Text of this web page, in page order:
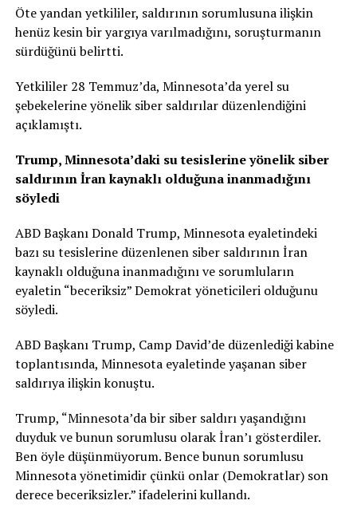
Öte yandan yetkililer, saldırının sorumlusuna ilişkin
henüz kesin bir yargıya varılmadığını, soruşturmanın
sürdüğünü belirtti.
Yetkililer 28 Temmuz’da, Minnesota’da yerel su
şebekelerine yönelik siber saldırılar düzenlendiğini
açıklamıştı.
Trump, Minnesota’daki su tesislerine yönelik siber
saldırının İran kaynaklı olduğuna inanmadığını
söyledi
ABD Başkanı Donald Trump, Minnesota eyaletindeki
bazı su tesislerine düzenlenen siber saldırının İran
kaynaklı olduğuna inanmadığını ve sorumluların
eyaletin “beceriksiz” Demokrat yöneticileri olduğunu
söyledi.
ABD Başkanı Trump, Camp David’de düzenlediği kabine
toplantısında, Minnesota eyaletinde yaşanan siber
saldırıya ilişkin konuştu.
Trump, “Minnesota’da bir siber saldırı yaşandığını
duyduk ve bunun sorumlusu olarak İran’ı gösterdiler.
Ben öyle düşünmüyorum. Bence bunun sorumlusu
Minnesota yönetimidir çünkü onlar (Demokratlar) son
derece beceriksizler.” ifadelerini kullandı.